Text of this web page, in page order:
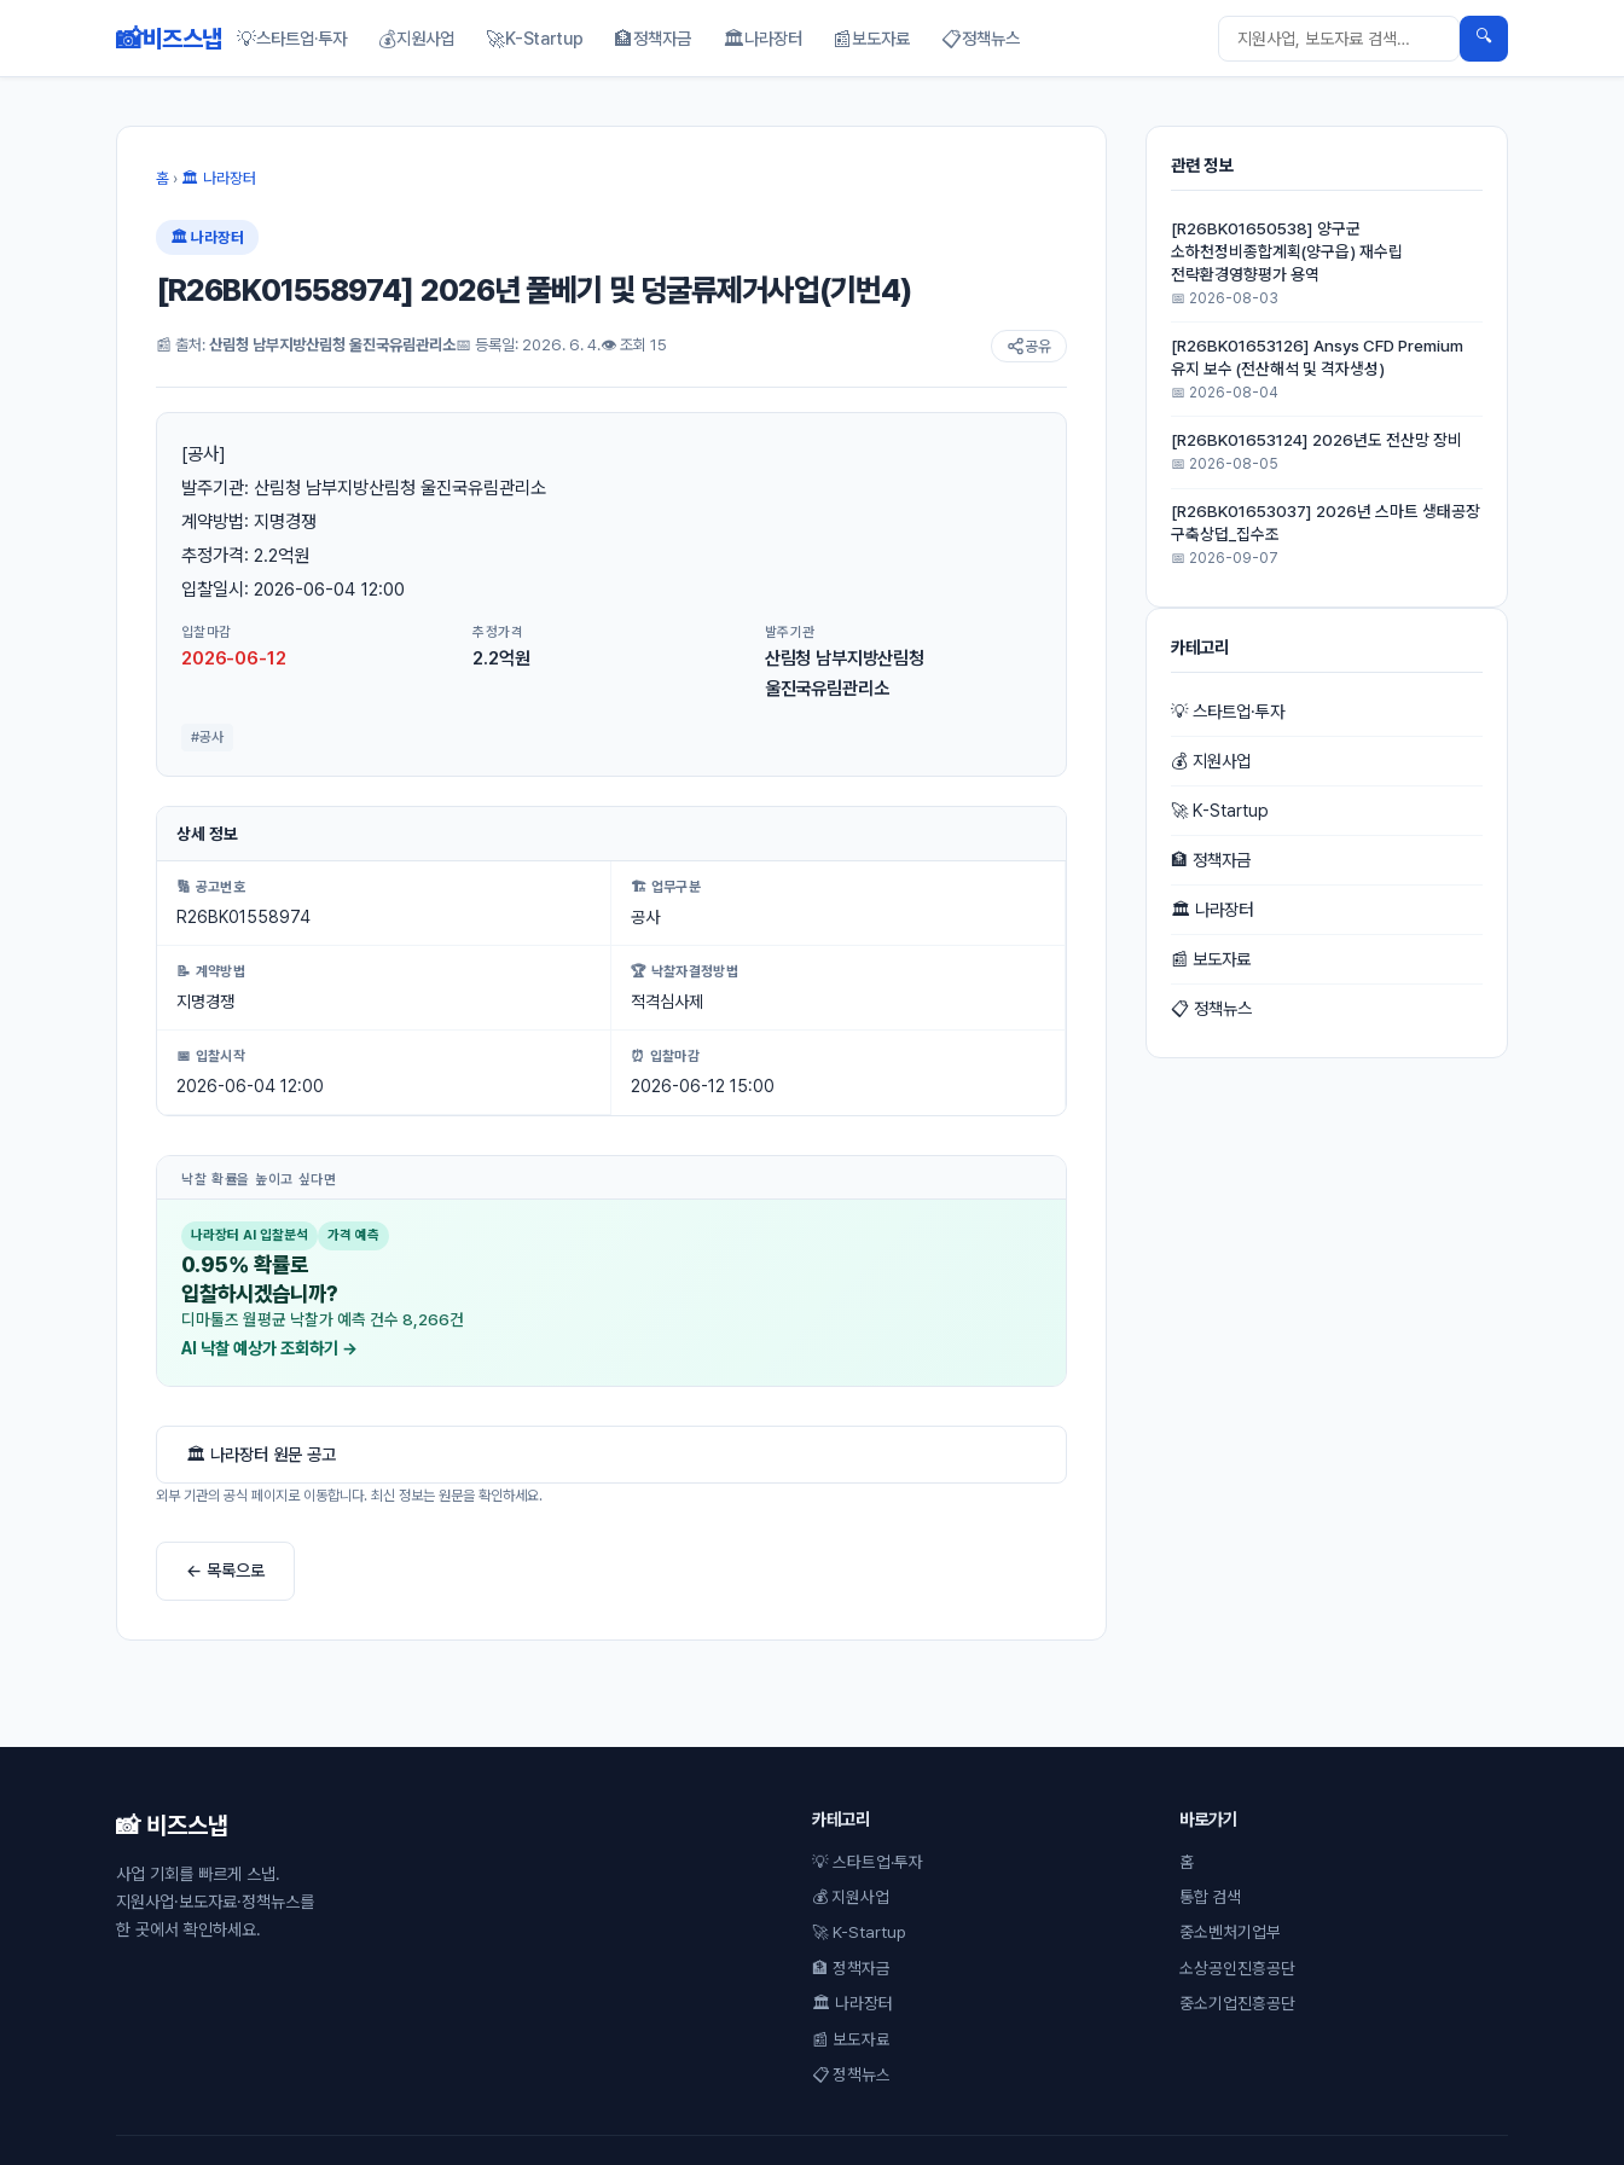
📸비즈스냅 💡스타트업·투자 💰지원사업 🚀K-Startup 🏦정책자금 🏛나라장터 📰보도자료 📋정책뉴스 🔍
홈 › 🏛 나라장터
🏛 나라장터
[R26BK01558974] 2026년 풀베기 및 덩굴류제거사업(기번4)
📰 출처: 산림청 남부지방산림청 울진국유림관리소📅 등록일: 2026. 6. 4.👁 조회 15 공유
[공사]
발주기관: 산림청 남부지방산림청 울진국유림관리소
계약방법: 지명경쟁
추정가격: 2.2억원
입찰일시: 2026-06-04 12:00
입찰마감
2026-06-12
추정가격
2.2억원
발주기관
산림청 남부지방산림청
울진국유림관리소
#공사
상세 정보
🔢 공고번호
R26BK01558974
🏗 업무구분
공사
📝 계약방법
지명경쟁
🏆 낙찰자결정방법
적격심사제
📅 입찰시작
2026-06-04 12:00
⏰ 입찰마감
2026-06-12 15:00
낙찰 확률을 높이고 싶다면
나라장터 AI 입찰분석 가격 예측
0.95% 확률로
입찰하시겠습니까?
디마툴즈 월평균 낙찰가 예측 건수 8,266건
AI 낙찰 예상가 조회하기 →
🏛 나라장터 원문 공고
외부 기관의 공식 페이지로 이동합니다. 최신 정보는 원문을 확인하세요.
← 목록으로
관련 정보
[R26BK01650538] 양구군
소하천정비종합계획(양구읍) 재수립
전략환경영향평가 용역
📅 2026-08-03
[R26BK01653126] Ansys CFD Premium
유지 보수 (전산해석 및 격자생성)
📅 2026-08-04
[R26BK01653124] 2026년도 전산망 장비
📅 2026-08-05
[R26BK01653037] 2026년 스마트 생태공장
구축상덥_집수조
📅 2026-09-07
카테고리
💡 스타트업·투자
💰 지원사업
🚀 K-Startup
🏦 정책자금
🏛 나라장터
📰 보도자료
📋 정책뉴스
📸 비즈스냅
사업 기회를 빠르게 스냅.
지원사업·보도자료·정책뉴스를
한 곳에서 확인하세요.
카테고리
💡 스타트업·투자
💰 지원사업
🚀 K-Startup
🏦 정책자금
🏛 나라장터
📰 보도자료
📋 정책뉴스
바로가기
홈
통합 검색
중소벤처기업부
소상공인진흥공단
중소기업진흥공단